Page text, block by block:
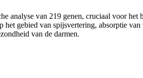
analyse van 219 genen, cruciaal voor
gebied van spijsvertering, absorptie
van de darmen.